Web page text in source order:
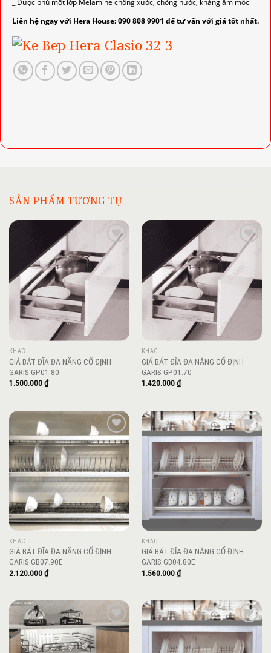
_ Được phủ một lớp Melamine chống xước, chống nước, kháng ẩm mốc
Liên hệ ngay với Hera House: 090 808 9901 để tư vấn với giá tốt nhất.
SẢN PHẨM TƯƠNG TỰ
Add to
wishlist
KHÁC
GIÁ BÁT ĐĨA ĐA NĂNG CỐ ĐỊNH
GARIS GP01.80
1.500.000₫
Add to
wishlist
KHÁC
GIÁ BÁT ĐĨA ĐA NĂNG CỐ ĐỊNH
GARIS GP01.70
1.420.000₫
Add to
wishlist
KHÁC
GIÁ BÁT ĐĨA ĐA NĂNG CỐ ĐỊNH
GARIS GB07.90E
2.120.000₫
Add to
wishlist
KHÁC
GIÁ BÁT ĐĨA ĐA NĂNG CỐ ĐỊNH
GARIS GB04.80E
1.560.000₫
Add to
Add to
wishlist